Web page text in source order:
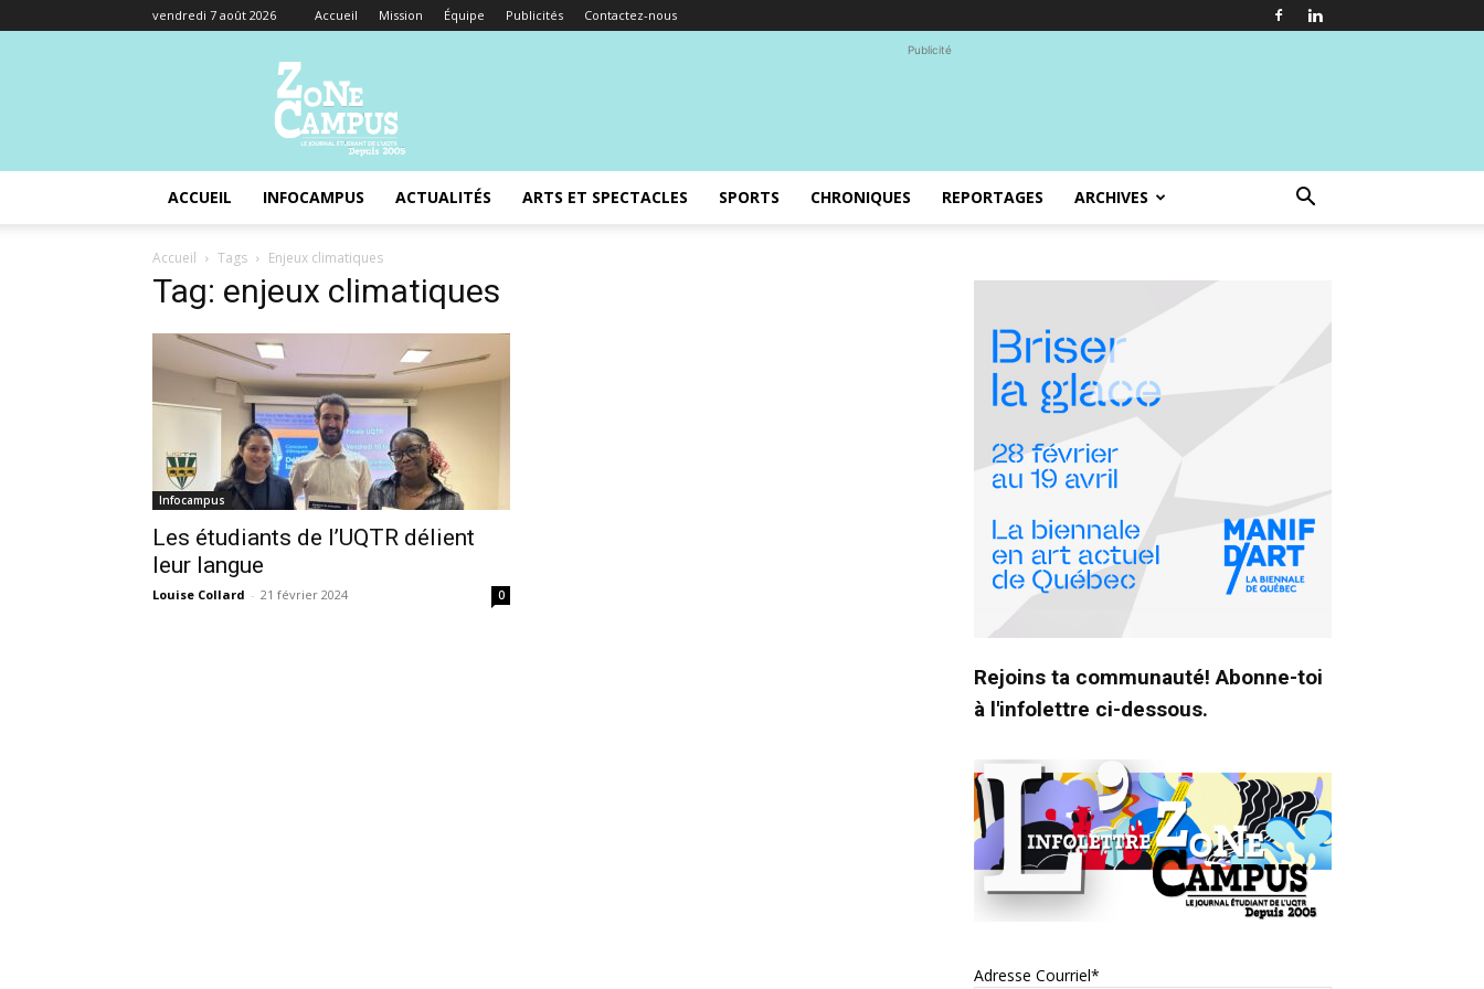
vendredi 7 août 2026 Accueil Mission Équipe Publicités Contactez-nous
Campus
Publicité
ACCUEIL INFOCAMPUS ACTUALITÉS ARTS ET SPECTACLES SPORTS CHRONIQUES REPORTAGES ARCHIVES
Accueil Tags Enjeux climatiques
Tag: enjeux climatiques
Infocampus
Les étudiants de l’UQTR délient
leur langue
Louise Collard - 21 février 2024 0
Rejoins ta communauté! Abonne-toi
à l'infolettre ci-dessous.
Adresse Courriel*